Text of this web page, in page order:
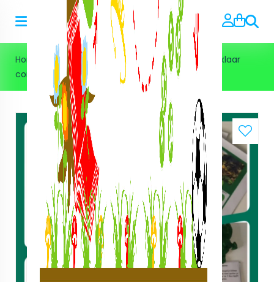
Home Kant en klare feestpakketten>
Kant en klaar
combipakket Dino